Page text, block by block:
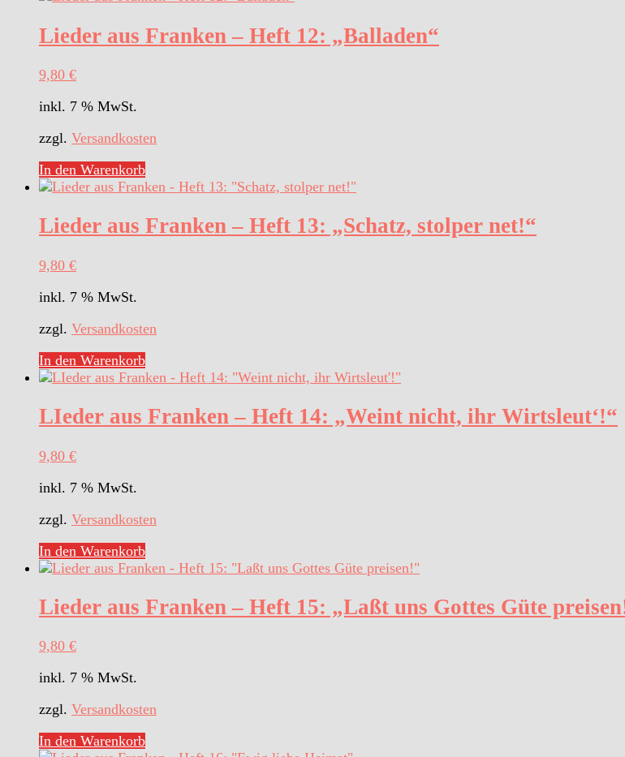
Lieder aus Franken – Heft 12: „Balladen“
9,80 €
inkl. 7 % MwSt.
zzgl. Versandkosten
In den Warenkorb
Lieder aus Franken – Heft 13: „Schatz, stolper net!“
9,80 €
inkl. 7 % MwSt.
zzgl. Versandkosten
In den Warenkorb
LIeder aus Franken – Heft 14: „Weint nicht, ihr Wirtsleut‘!“
9,80 €
inkl. 7 % MwSt.
zzgl. Versandkosten
In den Warenkorb
Lieder aus Franken – Heft 15: „Laßt uns Gottes Güte
9,80 €
inkl. 7 % MwSt.
zzgl. Versandkosten
In den Warenkorb